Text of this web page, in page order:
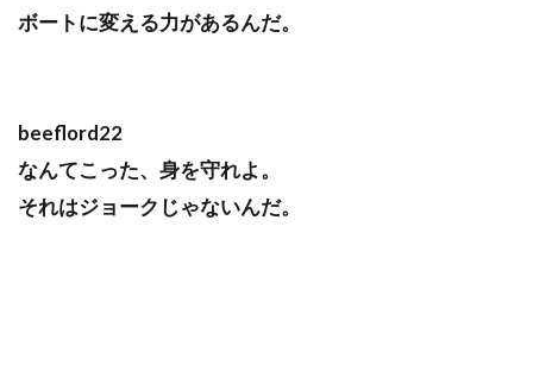
ボートに変える力があるんだ。
beeflord22
なんてこった、身を守れよ。
それはジョークじゃないんだ。